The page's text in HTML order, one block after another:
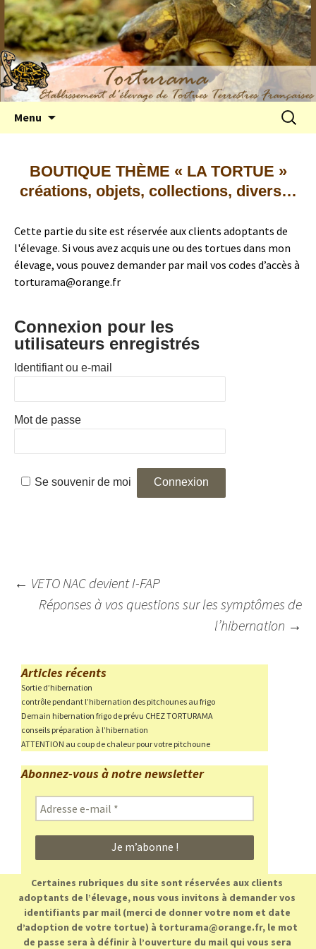
Elevage de tortues terrestres françaises
Hermann
Menu
BOUTIQUE THÈME « LA TORTUE »
créations, objets, collections, divers…
Cette partie du site est réservée aux clients adoptants de
l'élevage. Si vous avez acquis une ou des tortues dans mon
élevage, vous pouvez demander par mail vos codes d’accès à
torturama@orange.fr
Connexion pour les
utilisateurs enregistrés
Identifiant ou e-mail
Mot de passe
Se souvenir de moi
Navigation
← VETO NAC devient I-FAP
Réponses à vos questions sur les symptômes de
l’hibernation →
Articles récents
Sortie d’hibernation
contrôle pendant l’hibernation des pitchounes au frigo
Demain hibernation frigo de prévu CHEZ TORTURAMA
conseils préparation à l’hibernation
ATTENTION au coup de chaleur pour votre pitchoune
Abonnez-vous à notre newsletter
Adresse
e-
mail
Certaines rubriques du site sont réservées aux clients
adoptants de l’élevage, nous vous invitons à demander vos
identifiants par mail (merci de donner votre nom et date
d’adoption de votre tortue) à torturama@orange.fr, le mot
de passe sera à définir à l’ouverture du mail qui vous sera